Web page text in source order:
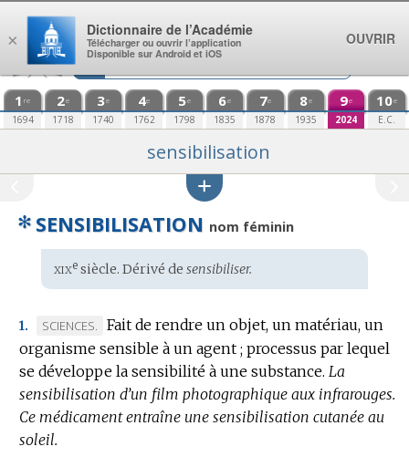
Aller au contenu
1 re
1694
2e
1718
3e
1740
4e
1762
5e
1798
6e
1835
7e
1878
8e
1935
9e
2024
10e
E.C.
sensibilisation
✻ SENSIBILISATION nom féminin
Étymologie
:
xixesiècle. Dérivé de sensibiliser.
1.
MARQUE
DE
DOMAINE
:
SCIENCES.
Fait de rendre un objet, un matériau, un
organisme sensible à un agent ; processus par lequel
se développe la sensibilité à une substance. La
sensibilisation d’un film photographique aux infrarouges.
Ce médicament entraîne une sensibilisation cutanée au
soleil.
×
Dictionnaire de l’Académie
Télécharger ou ouvrir l’application
Disponible sur Android et iOS
OUVRIR